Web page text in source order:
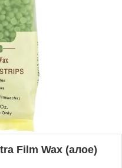
Film Wax (алое)